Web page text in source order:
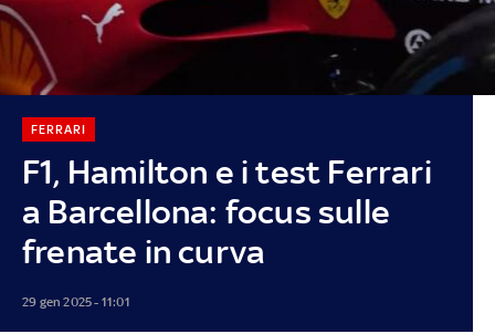
F1, Hamilton e i test Ferrari
a Barcellona: focus sulle
frenate in curva
FERRARI
29 gen 2025 - 11:01